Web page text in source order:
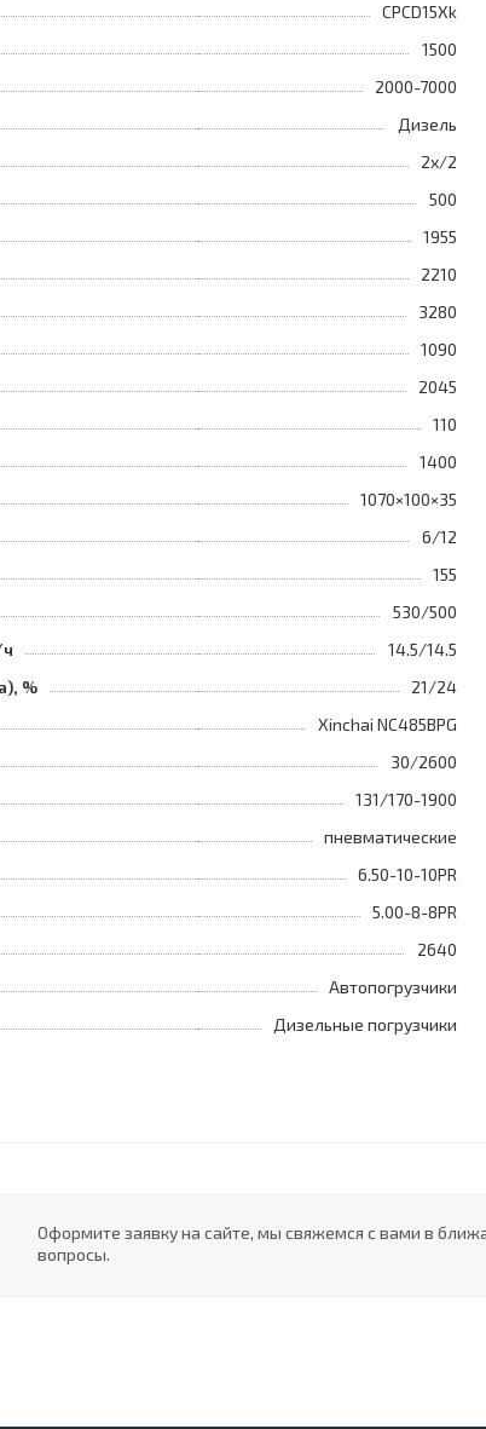
CPCD15Xk
1500
2000-7000
Дизель
2х/2
500
1955
2210
3280
1090
2045
110
1400
1070×100×35
6/12
155
530/500
14.5/14.5
%
21/24
Xinchai NC485BPG
30/2600
131/170-1900
пневматические
6.50-10-10PR
5.00-8-8PR
2640
Автопогрузчики
Дизельные погрузчики
Оформите заявку на сайте, мы свяжемся с вами в
вопросы.